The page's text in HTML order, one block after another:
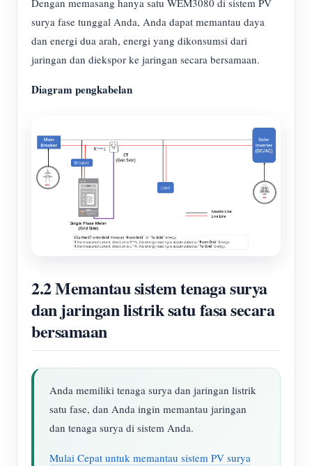
surya fase tunggal Anda, Anda dapat memantau daya
dan energi dua arah, energi yang dikonsumsi dari
jaringan dan diekspor ke jaringan secara bersamaan.
Diagram pengkabelan
2.2 Memantau sistem tenaga surya
dan jaringan listrik satu fasa secara
bersamaan
Anda memiliki tenaga surya dan jaringan listrik
satu fase, dan Anda ingin memantau jaringan
dan tenaga surya di sistem Anda.
Mulai Cepat untuk memantau sistem PV surya